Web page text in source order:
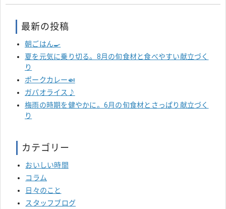
最新の投稿
朝ごはん🍳
夏を元気に乗り切る。8月の旬食材と食べやすい献立づく
り
ポークカレー🍛
ガパオライス♪
梅雨の時期を健やかに。6月の旬食材とさっぱり献立づく
り
カテゴリー
おいしい時間
コラム
日々のこと
スタッフブログ